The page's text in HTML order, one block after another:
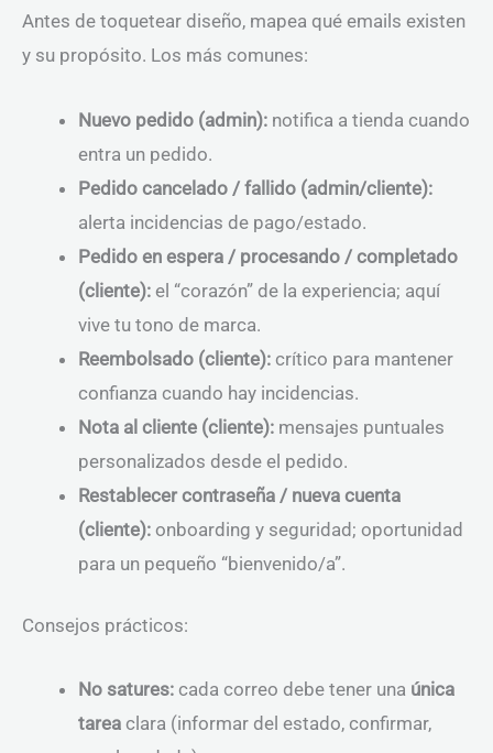
Antes de toquetear diseño, mapea qué emails existen
y su propósito. Los más comunes:
Nuevo pedido (admin): notifica a tienda cuando
entra un pedido.
Pedido cancelado / fallido (admin/cliente):
alerta incidencias de pago/estado.
Pedido en espera / procesando / completado
(cliente): el “corazón” de la experiencia; aquí
vive tu tono de marca.
Reembolsado (cliente): crítico para mantener
confianza cuando hay incidencias.
Nota al cliente (cliente): mensajes puntuales
personalizados desde el pedido.
Restablecer contraseña / nueva cuenta
(cliente): onboarding y seguridad; oportunidad
para un pequeño “bienvenido/a”.
Consejos prácticos:
No satures: cada correo debe tener una única
tarea clara (informar del estado, confirmar,